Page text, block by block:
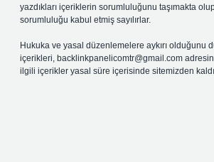
yazdıkları içeriklerin sorumluluğunu taşımakta
sorumluluğu kabul etmiş sayılırlar.
Hukuka ve yasal düzenlemelere aykırı olduğunu
içerikleri, backlinkpanelicomtr@gmail.com
ilgili içerikler yasal süre içerisinde sitemizden